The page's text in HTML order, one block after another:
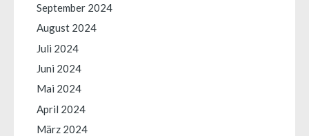
September 2024
August 2024
Juli 2024
Juni 2024
Mai 2024
April 2024
März 2024